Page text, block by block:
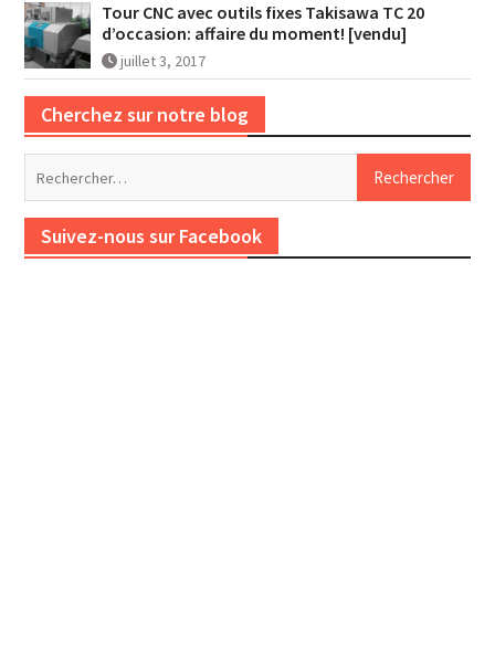
Tour CNC avec outils fixes Takisawa TC 20
d’occasion: affaire du moment! [vendu]
juillet 3, 2017
Cherchez sur notre blog
Suivez-nous sur Facebook